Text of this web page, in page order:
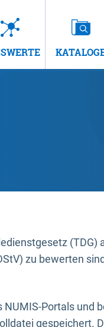
(TDG)
zu bewerten
Portals und
gespeichert.